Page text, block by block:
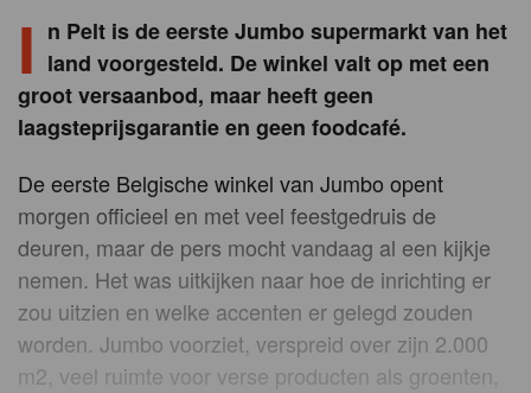
I n Pelt is de eerste Jumbo supermarkt van het
land voorgesteld. De winkel valt op met een
groot versaanbod, maar heeft geen
laagsteprijsgarantie en geen foodcafé.
De eerste Belgische winkel van Jumbo opent
morgen officieel en met veel feestgedruis de
deuren, maar de pers mocht vandaag al een kijkje
nemen. Het was uitkijken naar hoe de inrichting er
zou uitzien en welke accenten er gelegd zouden
worden. Jumbo voorziet, verspreid over zijn 2.000
m2, veel ruimte voor verse producten als groenten,